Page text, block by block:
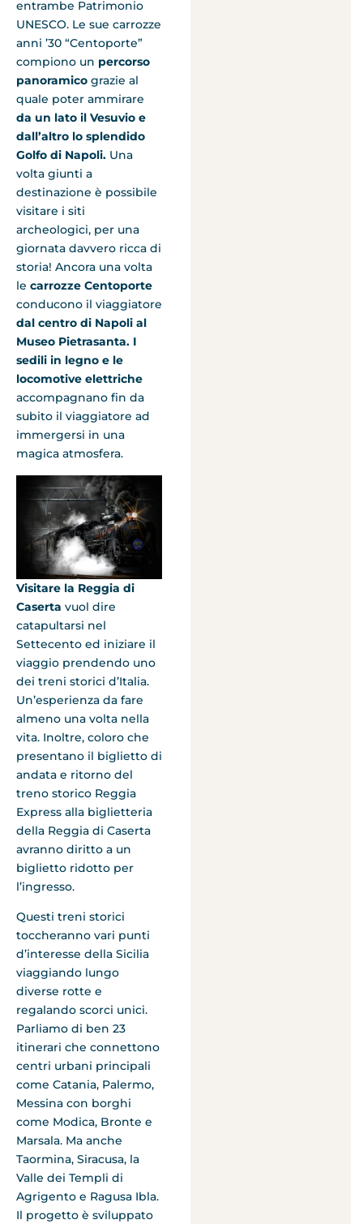
entrambe Patrimonio
UNESCO. Le sue carrozze
anni ’30 “Centoporte”
compiono un percorso
panoramico grazie al
quale poter ammirare
da un lato il Vesuvio e
dall’altro lo splendido
Golfo di Napoli. Una
volta giunti a
destinazione è possibile
visitare i siti
archeologici, per una
giornata davvero ricca di
storia! Ancora una volta
le carrozze Centoporte
conducono il viaggiatore
dal centro di Napoli al
Museo Pietrasanta. I
sedili in legno e le
locomotive elettriche
accompagnano fin da
subito il viaggiatore ad
immergersi in una
magica atmosfera.
Visitare la Reggia di
Caserta vuol dire
catapultarsi nel
Settecento ed iniziare il
viaggio prendendo uno
dei treni storici d’Italia.
Un’esperienza da fare
almeno una volta nella
vita. Inoltre, coloro che
presentano il biglietto di
andata e ritorno del
treno storico Reggia
Express alla biglietteria
della Reggia di Caserta
avranno diritto a un
biglietto ridotto per
l’ingresso.
Questi treni storici
toccheranno vari punti
d’interesse della Sicilia
viaggiando lungo
diverse rotte e
regalando scorci unici.
Parliamo di ben 23
itinerari che connettono
centri urbani principali
come Catania, Palermo,
Messina con borghi
come Modica, Bronte e
Marsala. Ma anche
Taormina, Siracusa, la
Valle dei Templi di
Agrigento e Ragusa Ibla.
Il progetto è sviluppato